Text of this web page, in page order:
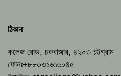
ঠিকানা
কলেজ রোড, চকবাজার, ৪২০৩ চট্টগ্রাম
ফোনঃ+৮৮০৩১৬১৬০৪৫